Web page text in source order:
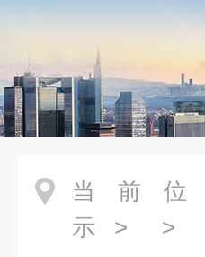
当前
示 > > >